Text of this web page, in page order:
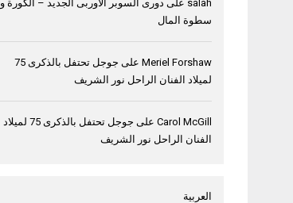
salah على دورى السوبر الاوربى الجديد – الكورة و
سطوة المال
Meriel Forshaw على
جوجل تحتفل بالذكرى 75
لميلاد الفنان الراحل نور الشريف
Carol McGill على
جوجل تحتفل بالذكرى 75 لميلاد
الفنان الراحل نور الشريف
العربية